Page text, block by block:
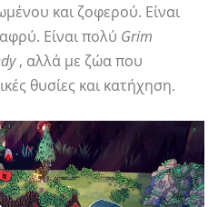
και ζοφερού. Είναι
Είναι πολύ Grim
, αλλά με ζώα που
θυσίες και κατήχηση.